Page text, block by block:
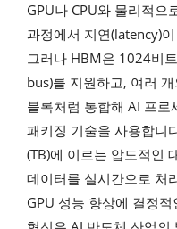
GPU나 CPU와 물리적으
과정에서 지연(latency)
그러나 HBM은 1024비
bus)를 지원하고, 여러
블록처럼 통합해 AI 프
패키징 기술을 사용합니
(TB)에 이르는 압도적인
데이터를 실시간으로 처
GPU 성능 향상에 결정